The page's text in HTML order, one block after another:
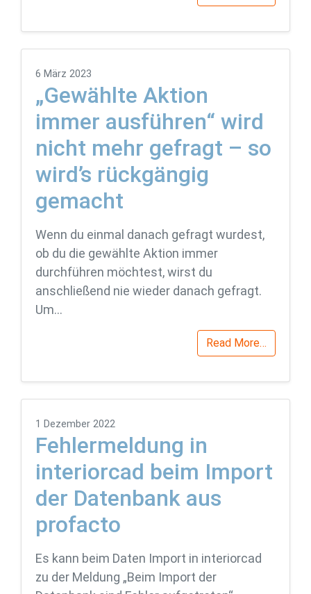
6 März 2023
„Gewählte Aktion
immer ausführen“ wird
nicht mehr gefragt – so
wird’s rückgängig
gemacht
Wenn du einmal danach gefragt wurdest,
ob du die gewählte Aktion immer
durchführen möchtest, wirst du
anschließend nie wieder danach gefragt.
Um…
Read More…
1 Dezember 2022
Fehlermeldung in
interiorcad beim Import
der Datenbank aus
profacto
Es kann beim Daten Import in interiorcad
zu der Meldung „Beim Import der